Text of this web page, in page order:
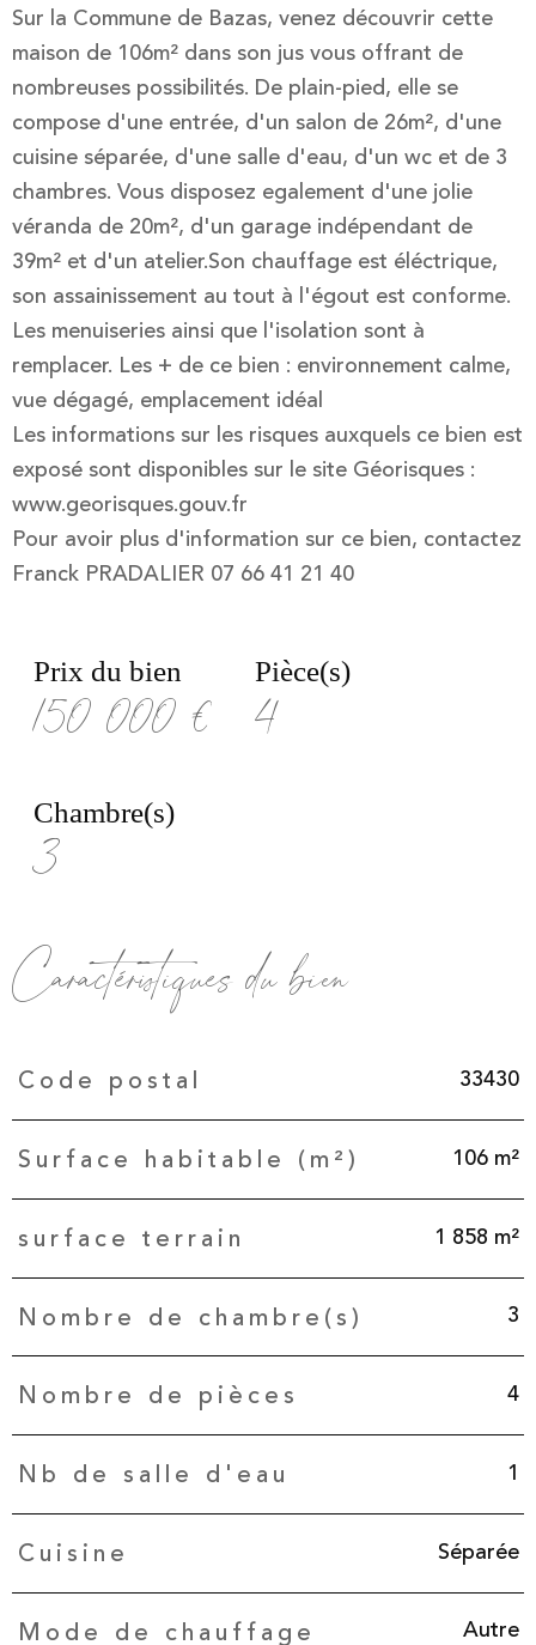
Sur la Commune de Bazas, venez découvrir cette
maison de 106m² dans son jus vous offrant de
nombreuses possibilités. De plain-pied, elle se
compose d'une entrée, d'un salon de 26m², d'une
cuisine séparée, d'une salle d'eau, d'un wc et de 3
chambres. Vous disposez egalement d'une jolie
véranda de 20m², d'un garage indépendant de
39m² et d'un atelier.Son chauffage est éléctrique,
son assainissement au tout à l'égout est conforme.
Les menuiseries ainsi que l'isolation sont à
remplacer. Les + de ce bien : environnement calme,
vue dégagé, emplacement idéal
Les informations sur les risques auxquels ce bien est
exposé sont disponibles sur le site Géorisques :
www.georisques.gouv.fr
Pour avoir plus d'information sur ce bien, contactez
Prix du bien
150 000 €
Pièce(s)
4
Chambre(s)
3
Caractéristiques du bien
Caractéristiques Valeurs
Code postal 33430
Surface habitable (m²) 106 m²
surface terrain 1 858 m²
Nombre de chambre(s) 3
Nombre de pièces 4
Nb de salle d'eau 1
Cuisine Séparée
Mode de chauffage Autre